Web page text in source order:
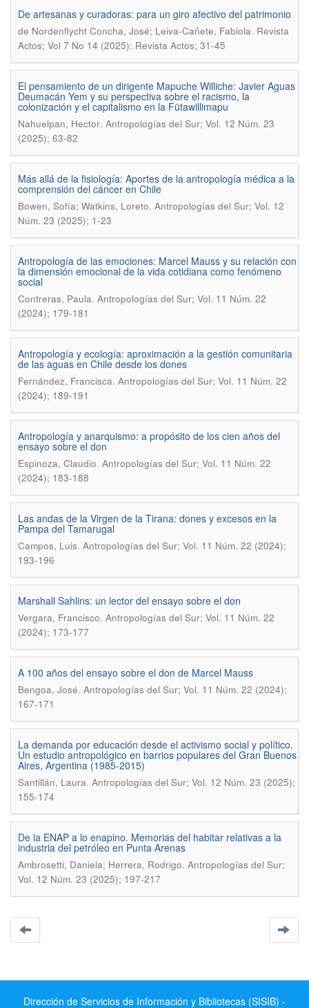
De artesanas y curadoras: para un giro afectivo del patrimonio
de Nordenflycht Concha, José; Leiva-Cañete, Fabiola. Revista
Actos; Vol 7 No 14 (2025): Revista Actos; 31-45
El pensamiento de un dirigente Mapuche Williche: Javier Aguas
Deumacán Yem y su perspectiva sobre el racismo, la
colonización y el capitalismo en la Fütawillimapu
Nahuelpan, Hector. Antropologías del Sur; Vol. 12 Núm. 23
(2025); 63-82
Más allá de la fisiología: Aportes de la antropología médica a la
comprensión del cáncer en Chile
Bowen, Sofía; Watkins, Loreto. Antropologías del Sur; Vol. 12
Núm. 23 (2025); 1-23
Antropología de las emociones: Marcel Mauss y su relación con
la dimensión emocional de la vida cotidiana como fenómeno
social
Contreras, Paula. Antropologías del Sur; Vol. 11 Núm. 22
(2024); 179-181
Antropología y ecología: aproximación a la gestión comunitaria
de las aguas en Chile desde los dones
Fernández, Francisca. Antropologías del Sur; Vol. 11 Núm. 22
(2024); 189-191
Antropología y anarquismo: a propósito de los cien años del
ensayo sobre el don
Espinoza, Claudio. Antropologías del Sur; Vol. 11 Núm. 22
(2024); 183-188
Las andas de la Virgen de la Tirana: dones y excesos en la
Pampa del Tamarugal
Campos, Luis. Antropologías del Sur; Vol. 11 Núm. 22 (2024);
193-196
Marshall Sahlins: un lector del ensayo sobre el don
Vergara, Francisco. Antropologías del Sur; Vol. 11 Núm. 22
(2024); 173-177
A 100 años del ensayo sobre el don de Marcel Mauss
Bengoa, José. Antropologías del Sur; Vol. 11 Núm. 22 (2024);
167-171
La demanda por educación desde el activismo social y político.
Un estudio antropológico en barrios populares del Gran Buenos
Aires, Argentina (1985-2015)
Santillán, Laura. Antropologías del Sur; Vol. 12 Núm. 23 (2025);
155-174
De la ENAP a lo enapino. Memorias del habitar relativas a la
industria del petróleo en Punta Arenas
Ambrosetti, Daniela; Herrera, Rodrigo. Antropologías del Sur;
Vol. 12 Núm. 23 (2025); 197-217
Dirección de Servicios de Información y Bibliotecas (SISIB) -